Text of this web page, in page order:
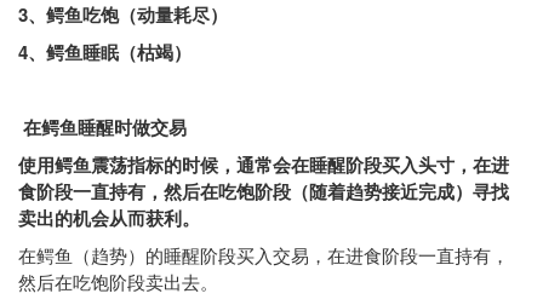
3、鳄鱼吃饱（动量耗尽）
4、鳄鱼睡眠（枯竭）
在鳄鱼睡醒时做交易
使用鳄鱼震荡指标的时候，通常会在睡醒阶段买入头寸，在进
食阶段一直持有，然后在吃饱阶段（随着趋势接近完成）寻找
卖出的机会从而获利。
在鳄鱼（趋势）的睡醒阶段买入交易，在进食阶段一直持有，
然后在吃饱阶段卖出去。